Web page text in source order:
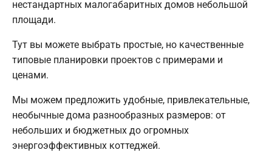
нестандартных малогабаритных домов небольшой
площади.
Тут вы можете выбрать простые, но качественные
типовые планировки проектов с примерами и
ценами.
Мы можем предложить удобные, привлекательные,
необычные дома разнообразных размеров: от
небольших и бюджетных до огромных
энергоэффективных коттеджей.